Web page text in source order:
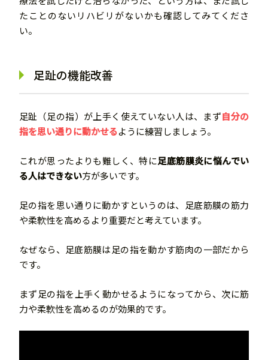
たことのないリハビリがないかも確認してみてくださ
い。
足趾の機能改善
足趾（足の指）が上手く使えていない人は、まず自分の
指を思い通りに動かせるように練習しましょう。
これが思ったよりも難しく、特に足底筋膜炎に悩んでい
る人はできない方が多いです。
足の指を思い通りに動かすというのは、足底筋膜の筋力
や柔軟性を高めるより重要だと考えています。
なぜなら、足底筋膜は足の指を動かす筋肉の一部だから
です。
まず足の指を上手く動かせるようになってから、次に筋
力や柔軟性を高めるのが効果的です。